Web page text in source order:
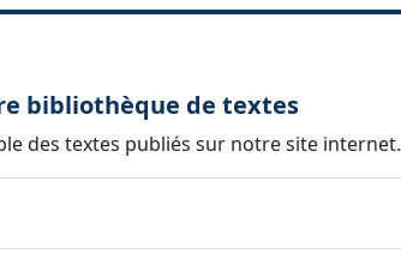
bibliothèque de textes
des textes publiés sur notre site internet.